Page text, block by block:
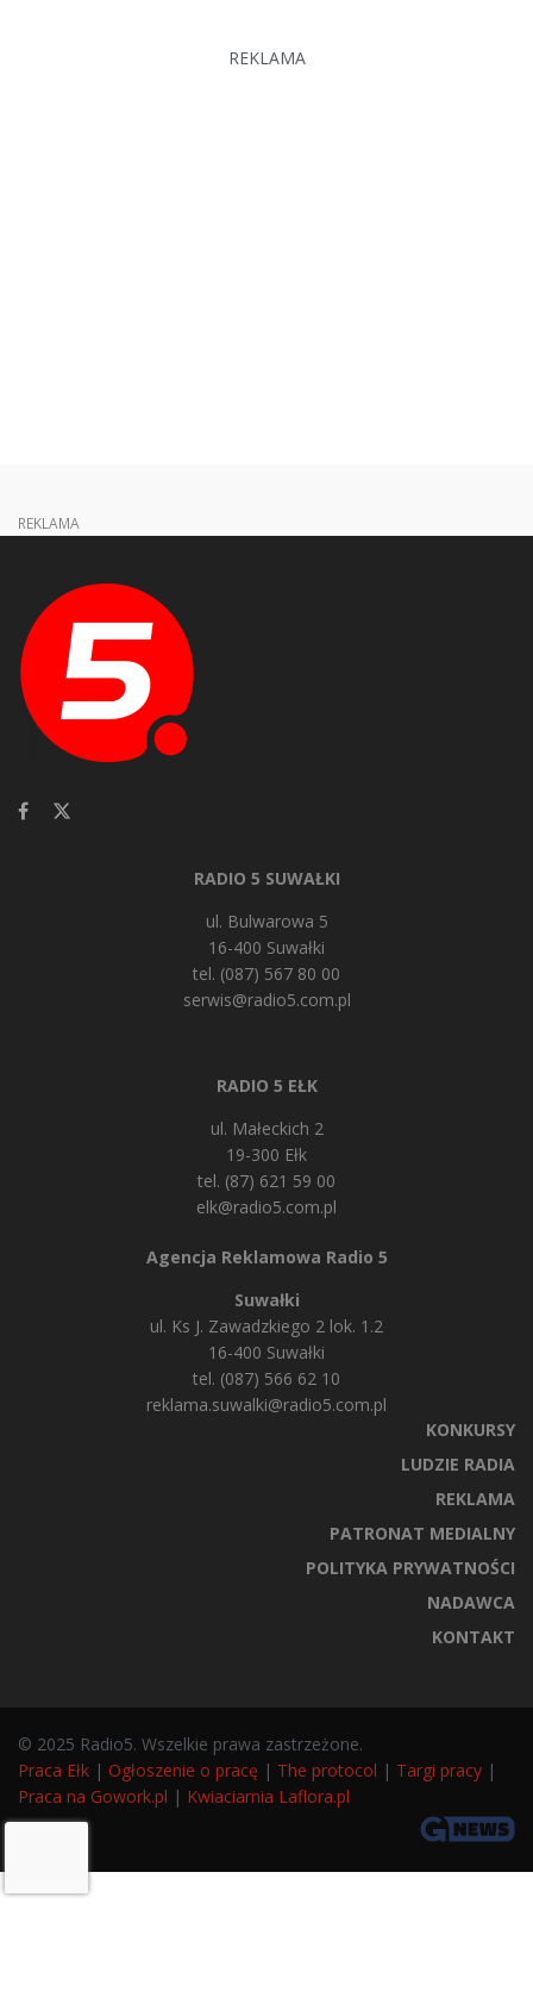
REKLAMA
REKLAMA
RADIO 5 SUWAŁKI
ul. Bulwarowa 5
16-400 Suwałki
tel. (087) 567 80 00
serwis@radio5.com.pl
RADIO 5 EŁK
ul. Małeckich 2
19-300 Ełk
tel. (87) 621 59 00
elk@radio5.com.pl
Agencja Reklamowa Radio 5
Suwałki
ul. Ks J. Zawadzkiego 2 lok. 1.2
16-400 Suwałki
tel. (087) 566 62 10
reklama.suwalki@radio5.com.pl
KONKURSY
LUDZIE RADIA
REKLAMA
PATRONAT MEDIALNY
POLITYKA PRYWATNOŚCI
NADAWCA
KONTAKT
© 2025 Radio5. Wszelkie prawa zastrzeżone.
Praca Ełk | Ogłoszenie o pracę | The protocol | Targi pracy |
Praca na Gowork.pl | Kwiaciarnia Laflora.pl